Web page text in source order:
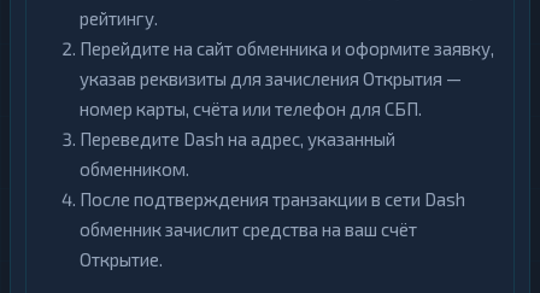
рейтингу.
Перейдите на сайт обменника и оформите заявку,
указав реквизиты для зачисления Открытия —
номер карты, счёта или телефон для СБП.
Переведите Dash на адрес, указанный
обменником.
После подтверждения транзакции в сети Dash
обменник зачислит средства на ваш счёт
Открытие.